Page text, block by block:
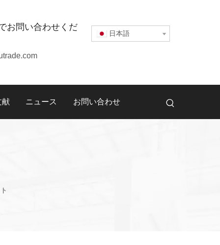
お問い合わせくだ
日本語
献 ニュース お問い合わせ